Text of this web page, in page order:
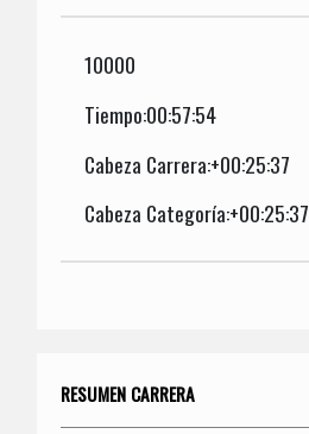
10000
Tiempo:00:57:54
Cabeza Carrera:+00:25:37
Cabeza Categoría:+00:25:37
RESUMEN CARRERA